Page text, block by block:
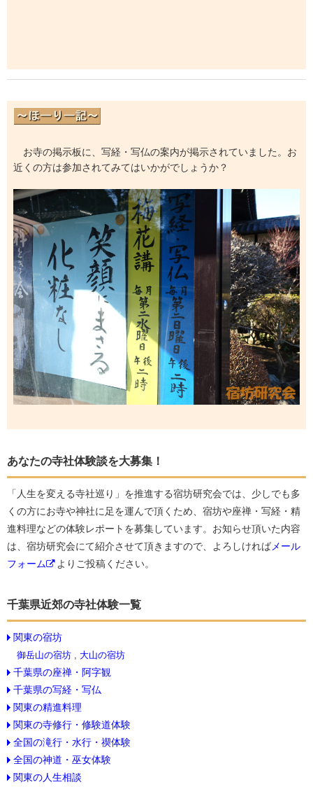
お寺の掲示板に、写経・写仏の案内が掲示されていました。お
近くの方は参加されてみてはいかがでしょうか？
あなたの寺社体験談を大募集！
「人生を変える寺社巡り」を推進する宿坊研究会では、少しでも多
くの方にお寺や神社に足を運んで頂くため、宿坊や座禅・写経・精
進料理などの体験レポートを募集しています。お知らせ頂いた内容
は、宿坊研究会にて紹介させて頂きますので、よろしければ メール
フォーム
よりご投稿ください。
千葉県近郊の寺社体験一覧
関東の宿坊
御岳山の宿坊 大山の宿坊
千葉県の座禅・阿字観
千葉県の写経・写仏
関東の精進料理
関東の寺修行・修験道体験
全国の滝行・水行・禊体験
全国の神道・巫女体験
関東の人生相談